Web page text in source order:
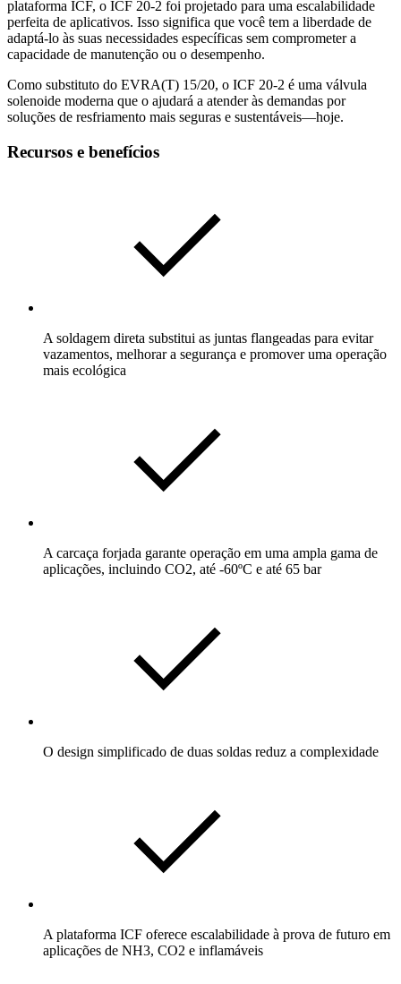
plataforma ICF, o ICF 20-2 foi projetado para uma escalabilidade
perfeita de aplicativos. Isso significa que você tem a liberdade de
adaptá-lo às suas necessidades específicas sem comprometer a
capacidade de manutenção ou o desempenho.
Como substituto do EVRA(T) 15/20, o ICF 20-2 é uma válvula
solenoide moderna que o ajudará a atender às demandas por
soluções de resfriamento mais seguras e sustentáveis—hoje.
Recursos e benefícios
A soldagem direta substitui as juntas flangeadas para evitar
vazamentos, melhorar a segurança e promover uma operação
mais ecológica
A carcaça forjada garante operação em uma ampla gama de
aplicações, incluindo CO2, até -60ºC e até 65 bar
O design simplificado de duas soldas reduz a complexidade
A plataforma ICF oferece escalabilidade à prova de futuro em
aplicações de NH3, CO2 e inflamáveis